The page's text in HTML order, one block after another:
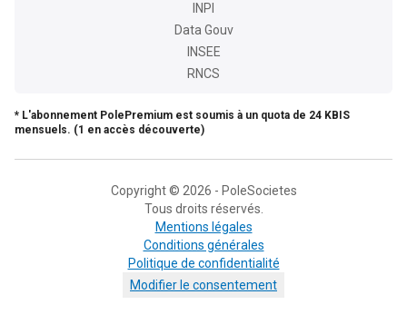
INPI
Data Gouv
INSEE
RNCS
* L'abonnement PolePremium est soumis à un quota de 24 KBIS
mensuels. (1 en accès découverte)
Copyright © 2026 - PoleSocietes
Tous droits réservés.
Mentions légales
Conditions générales
Politique de confidentialité
Modifier le consentement